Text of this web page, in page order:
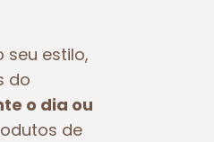
seu estilo,
do
o dia ou
de